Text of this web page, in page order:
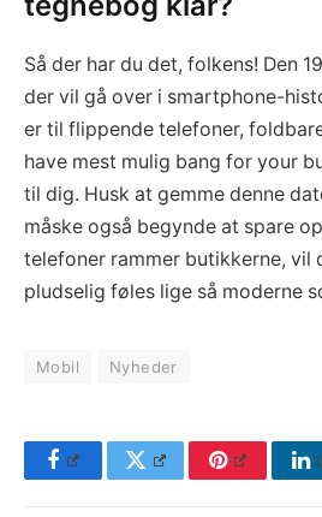
Så der har du det, folkens! Den
der vil gå over i smartphone-
er til flippende telefoner,
have mest mulig bang for your
til dig. Husk at gemme denne
måske også begynde at spare
telefoner rammer butikkerne, vil
pludselig føles lige så moderne
Mobil Nyheder
FacebookTwitter Pinterest